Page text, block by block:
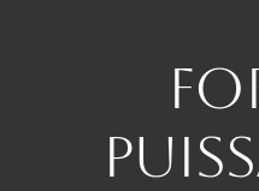
Redo Services Nautic